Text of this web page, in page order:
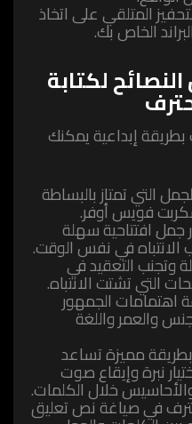
المتلقي على اتخاذ
الخاص بك.
لكتابة
إبداعية يمكنك
التي تمتاز بالبساطة
فويس أوفر.
جمل افتتاحية سهلة
الانتباه في نفس الوقت.
وتجنب التعقيد في
التي تشتت الانتباه.
اهتمامات الجمهور
والعمر واللغة
مميزة تساعد
نبرة وإيقاع صوت
خلال الكلمات.
في صياغة نص تعليق